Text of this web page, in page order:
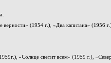
(1954 г.), «Два капитана» (1956
«Солнце светит всем» (1959 г.),